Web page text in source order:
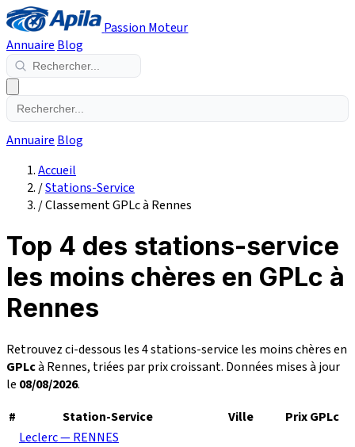
Passion Moteur
Annuaire Blog
Annuaire Blog
Accueil
/Stations-Service
/Classement GPLc à Rennes
Top 4 des stations-service
les moins chères en GPLc à
Rennes
Retrouvez ci-dessous les 4 stations-service les moins chères en
GPLcà Rennes, triées par prix croissant. Données mises à jour
le 08/08/2026.
#
Station-Service Ville Prix GPLc
Leclerc — RENNES